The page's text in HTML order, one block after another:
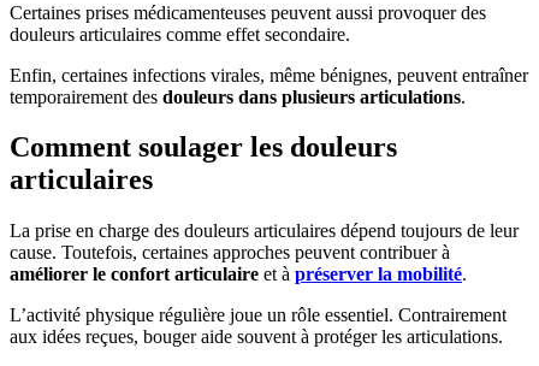
Certaines prises médicamenteuses peuvent aussi provoquer des
douleurs articulaires comme effet secondaire.
Enfin, certaines infections virales, même bénignes, peuvent entraîner
temporairement des douleurs dans plusieurs articulations.
Comment soulager les douleurs
articulaires
La prise en charge des douleurs articulaires dépend toujours de leur
cause. Toutefois, certaines approches peuvent contribuer à
améliorer le confort articulaire et à préserver la mobilité.
L’activité physique régulière joue un rôle essentiel. Contrairement
aux idées reçues, bouger aide souvent à protéger les articulations.